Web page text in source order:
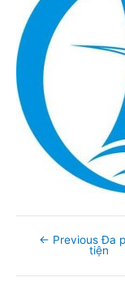
← Previous Đa
tiện